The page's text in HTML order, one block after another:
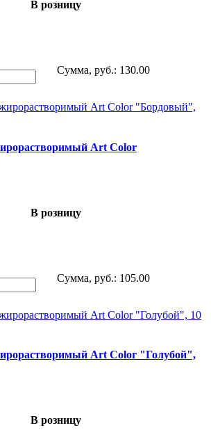
В розницу
Сумма, руб.: 130.00
Art Color
В розницу
Сумма, руб.: 105.00
Art Color "Голубой",
В розницу